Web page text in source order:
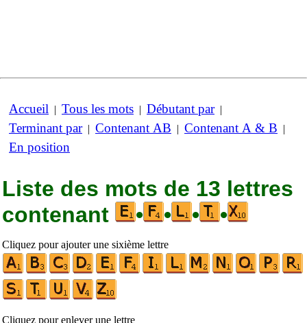
Accueil | Tous les mots | Débutant par|
Terminant par| Contenant AB | Contenant A & B |
En position
Liste des mots de 13 lettres
contenant
• • • •
Cliquez pour ajouter une sixième lettre
Cliquez pour enlever une lettre